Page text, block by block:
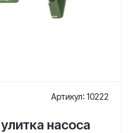
Артикул: 10222
насоса